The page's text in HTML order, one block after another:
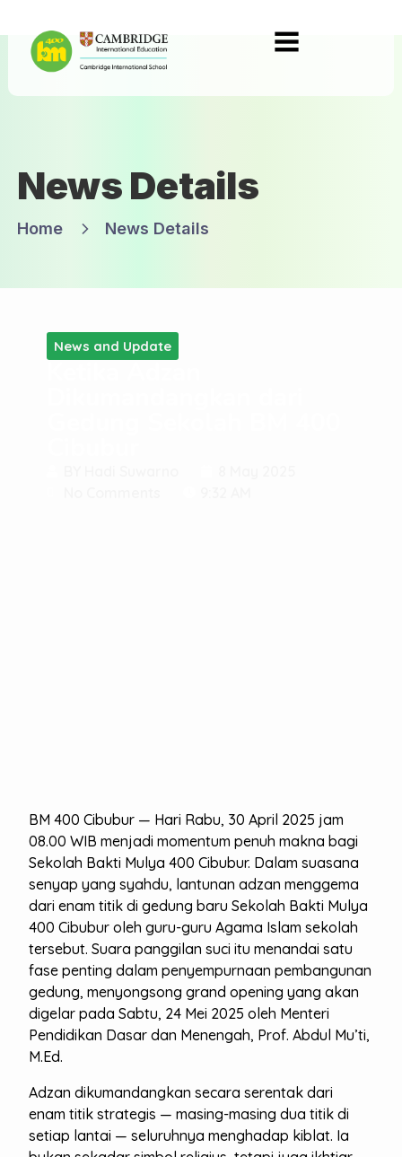
News Details
Home News Details
News and Update
BM 400 Cibubur — Hari Rabu, 30 April 2025 jam
08.00 WIB menjadi momentum penuh makna bagi
Sekolah Bakti Mulya 400 Cibubur. Dalam suasana
senyap yang syahdu, lantunan adzan menggema
dari enam titik di gedung baru Sekolah Bakti Mulya
400 Cibubur oleh guru-guru Agama Islam sekolah
tersebut. Suara panggilan suci itu menandai satu
fase penting dalam penyempurnaan pembangunan
gedung, menyongsong grand opening yang akan
digelar pada Sabtu, 24 Mei 2025 oleh Menteri
Pendidikan Dasar dan Menengah, Prof. Abdul Mu’ti,
M.Ed.
Adzan dikumandangkan secara serentak dari
enam titik strategis — masing-masing dua titik di
setiap lantai — seluruhnya menghadap kiblat. Ia